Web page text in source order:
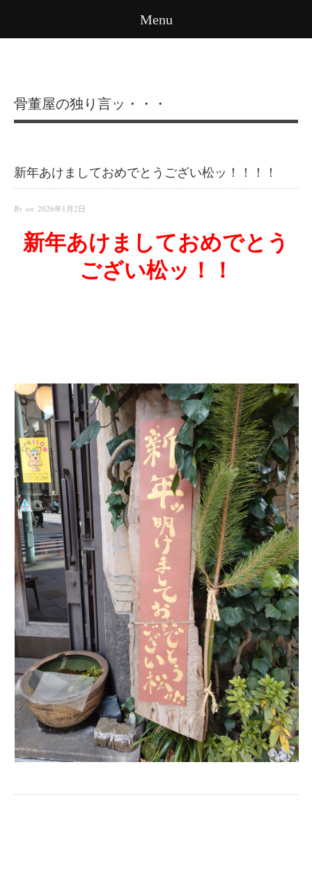
Menu
骨董屋の独り言ッ・・・
新年あけましておめでとうござい松ッ！！！！
By on 2026年1月2日
新年あけましておめでとう
ござい松ッ！！